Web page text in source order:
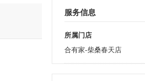
服务信息
所属门店
合有家-柴桑春天店